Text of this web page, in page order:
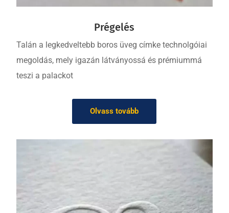
Prégelés
Talán a legkedveltebb boros üveg címke technolgóiai
megoldás, mely igazán látványossá és prémiummá
teszi a palackot
Olvass tovább